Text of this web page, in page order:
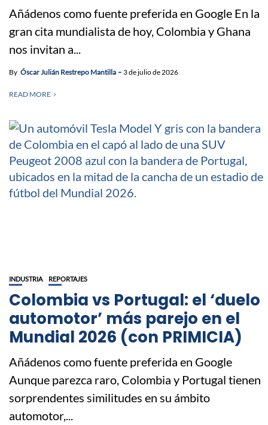
Añádenos como fuente preferida en Google En la
gran cita mundialista de hoy, Colombia y Ghana
nos invitan a...
By Óscar Julián Restrepo Mantilla 3 de julio de 2026
READ MORE
INDUSTRIA REPORTAJES
Colombia vs Portugal: el ‘duelo
automotor’ más parejo en el
Mundial 2026 (con PRIMICIA)
Añádenos como fuente preferida en Google
Aunque parezca raro, Colombia y Portugal tienen
sorprendentes similitudes en su ámbito
automotor,...